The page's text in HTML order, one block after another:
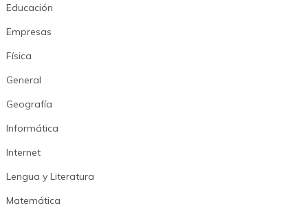
Educación
Empresas
Física
General
Geografía
Informática
Internet
Lengua y Literatura
Matemática